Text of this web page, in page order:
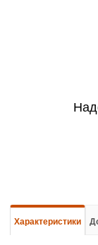
Характеристики